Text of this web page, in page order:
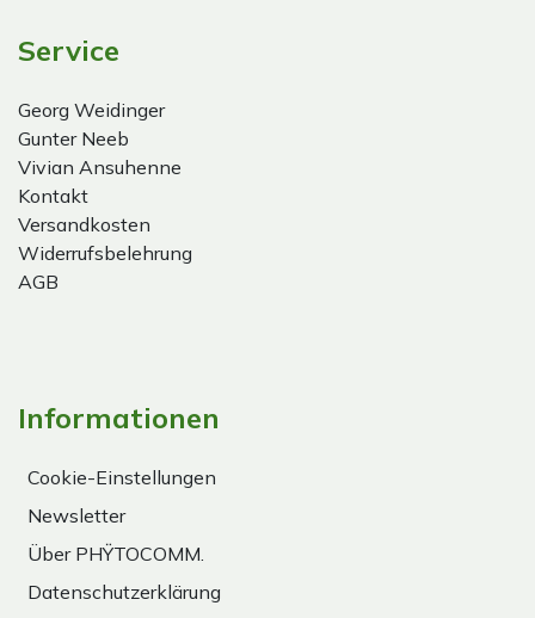
Service
Georg Weidinger
Gunter Neeb
Vivian Ansuhenne
Kontakt
Versandkosten
Widerrufsbelehrung
AGB
Informationen
Cookie-Einstellungen
Newsletter
Über PHŸTOCOMM.
Datenschutzerklärung